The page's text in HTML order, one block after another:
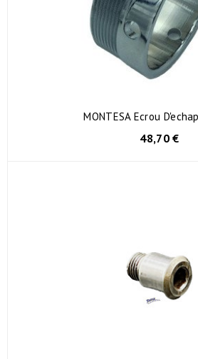
MONTESA Ecrou
48,70 €